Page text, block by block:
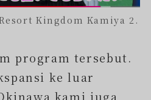
Kingdom Kamiya 2.
program tersebut.
ke luar
kami juga